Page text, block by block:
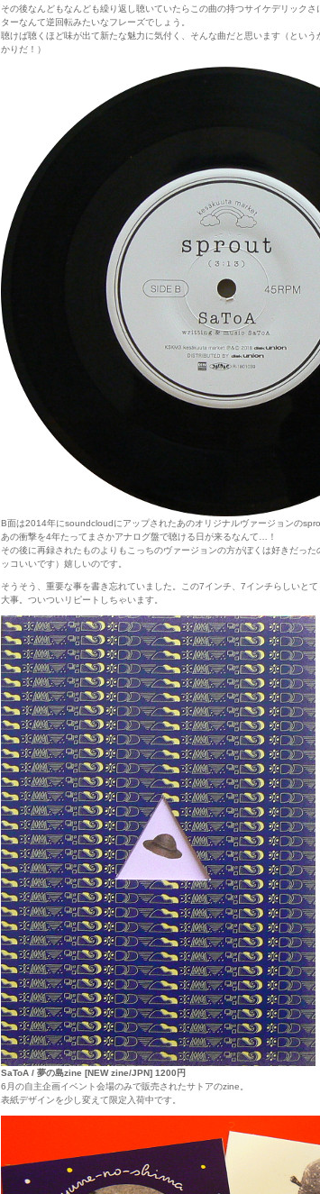
その後なんどもなんども繰り返し聴いていたらこの曲の持つサイケデリック
ターなんて逆回転みたいなフレーズでしょう。
聴けば聴くほど味が出て新たな魅力に気付く、そんな曲だと思います（とい
かりだ！）
B面は2014年にsoundcloudにアップされたあのオリジナルヴァージョンの
あの衝撃を4年たってまさかアナログ盤で聴ける日が来るなんて…！
その後に再録されたものよりもこっちのヴァージョンの方がぼくは好きだっ
ッコいいです）嬉しいのです。
そうそう、重要な事を書き忘れていました。この7インチ、7インチらしいと
大事。ついついリピートしちゃいます。
SaToA / 夢の島zine [NEW zine/JPN] 1200円
6月の自主企画イベント会場のみで販売されたサトアのzine。
表紙デザインを少し変えて限定入荷中です。